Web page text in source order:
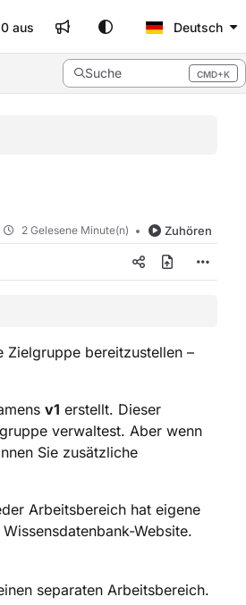
aus Deutsch
Suche CMD+K
Press CMD+K to open search
2 Gelesene Minute(n) Zuhören
bereitzustellen –
v1 erstellt. Dieser
verwaltest. Aber wenn
Sie zusätzliche
Arbeitsbereich hat eigene
Website.
separaten Arbeitsbereich.